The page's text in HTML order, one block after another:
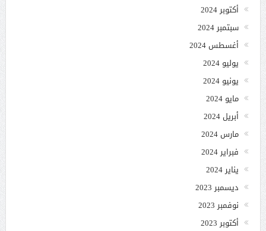
أكتوبر 2024
سبتمبر 2024
أغسطس 2024
يوليو 2024
يونيو 2024
مايو 2024
أبريل 2024
مارس 2024
فبراير 2024
يناير 2024
ديسمبر 2023
نوفمبر 2023
أكتوبر 2023